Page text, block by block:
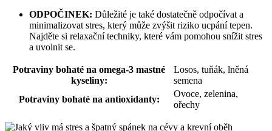
ODPOČINEK: Důležité je také dostatečně odpočívat a
minimalizovat stres, který může zvýšit riziko ucpání tepen.
Najděte si relaxační techniky, které vám pomohou snížit stres
a uvolnit se.
Potraviny bohaté na omega-3 mastné
kyseliny:
Losos, tuňák, lněná
semena
Potraviny bohaté na antioxidanty:
Ovoce, zelenina,
ořechy